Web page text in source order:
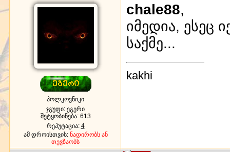
პოლკოვნიკი
ჯგუფი: ეგერი
შეტყობინება: 613
რეპუტაცია: 4
ამ დროისთვის: ნადირობს ან
თევზაობს
chale88,
იმედია, ესეც
საქმე...
kakhi